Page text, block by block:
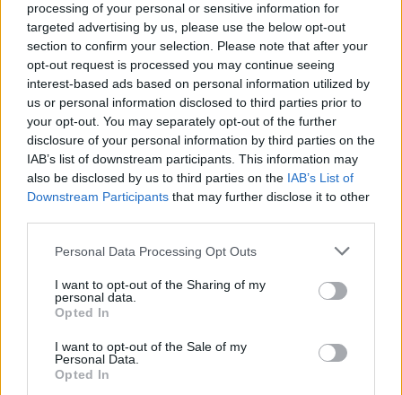
processing of your personal or sensitive information for
targeted advertising by us, please use the below opt-out
section to confirm your selection. Please note that after your
opt-out request is processed you may continue seeing
interest-based ads based on personal information utilized by
us or personal information disclosed to third parties prior to
your opt-out. You may separately opt-out of the further
disclosure of your personal information by third parties on the
IAB’s list of downstream participants. This information may
also be disclosed by us to third parties on the IAB’s List of
Downstream Participants that may further disclose it to other
Personal Data Processing Opt Outs
I want to opt-out of the Sharing of my
personal data.
Opted In
I want to opt-out of the Sale of my
Personal Data.
Opted In
Η συμφωνία Arval-Athlon αναδιαμορφώνει την αγορά leasing
VW: Η δύσκολη εξίσωση της
αναδιάρθρωσης
18η συνεχόμενη χρονιά για τον
ΟΤΕ στη διεθνή σειρά δεικτών
FTSE4Good
Alpha Bank: Για πρώτη φορά το Αρχαίο Θέατρο Επιδαύρου άνοιξε τις
πύλες του σε όλους
ESG Report 2025: Πώς η ΑΒ Βασιλόπουλος μετατρέπει τη